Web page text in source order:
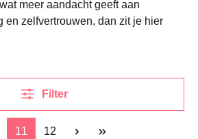
meer aandacht geeft aan
en zelfvertrouwen, dan zit je hier
Filter
Pagina
11 Pagina
12